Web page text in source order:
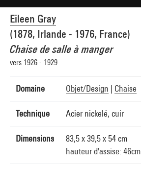
Eileen Gray
(1878, Irlande - 1976, France)
Chaise de salle à manger
vers 1926 - 1929
Domaine Objet/Design Chaise
Technique Acier nickelé, cuir
Dimensions
83,5 x 39,5 x 54 cm
hauteur d'assise: 46cm